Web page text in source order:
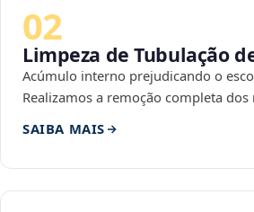
02
Limpeza de Tubulação
Acúmulo interno prejudicando o
Realizamos a remoção completa dos
SAIBA MAIS